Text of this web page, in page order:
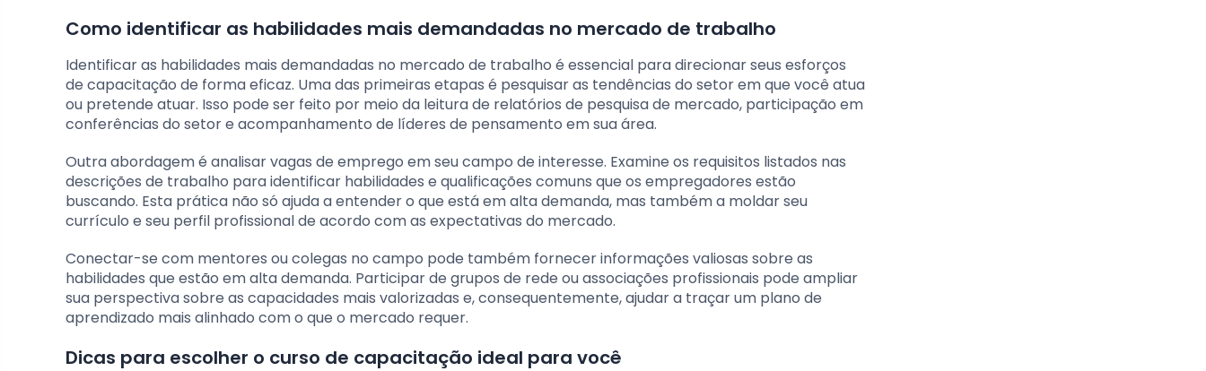
Como identificar as habilidades mais demandadas no mercado de trabalho
Identificar as habilidades mais demandadas no mercado de trabalho é essencial para direcionar seus esforços
de capacitação de forma eficaz. Uma das primeiras etapas é pesquisar as tendências do setor em que você atua
ou pretende atuar. Isso pode ser feito por meio da leitura de relatórios de pesquisa de mercado, participação em
conferências do setor e acompanhamento de líderes de pensamento em sua área.
Outra abordagem é analisar vagas de emprego em seu campo de interesse. Examine os requisitos listados nas
descrições de trabalho para identificar habilidades e qualificações comuns que os empregadores estão
buscando. Esta prática não só ajuda a entender o que está em alta demanda, mas também a moldar seu
currículo e seu perfil profissional de acordo com as expectativas do mercado.
Conectar-se com mentores ou colegas no campo pode também fornecer informações valiosas sobre as
habilidades que estão em alta demanda. Participar de grupos de rede ou associações profissionais pode ampliar
sua perspectiva sobre as capacidades mais valorizadas e, consequentemente, ajudar a traçar um plano de
aprendizado mais alinhado com o que o mercado requer.
Dicas para escolher o curso de capacitação ideal para você